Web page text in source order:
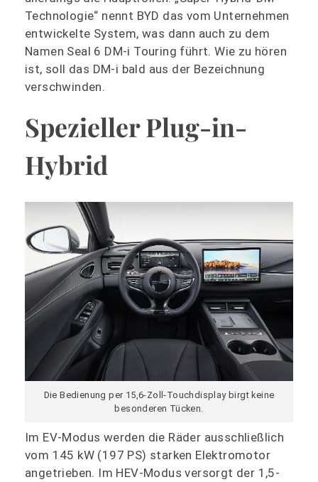
Technologie“ nennt BYD das vom Unternehmen
entwickelte System, was dann auch zu dem
Namen Seal 6 DM-i Touring führt. Wie zu hören
ist, soll das DM-i bald aus der Bezeichnung
verschwinden.
Spezieller Plug-in-
Hybrid
Die Bedienung per 15,6-Zoll-Touchdisplay birgt keine
besonderen Tücken.
Im EV-Modus werden die Räder ausschließlich
vom 145 kW (197 PS) starken Elektromotor
angetrieben. Im HEV-Modus versorgt der 1,5-